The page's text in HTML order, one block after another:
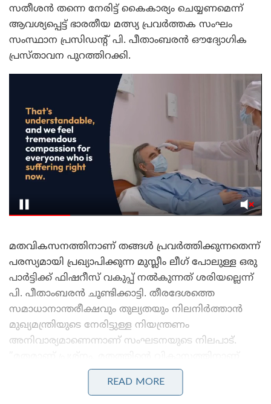
സതീശൻ തന്നെ നേരിട്ട് കൈകാര്യം ചെയ്യണമെന്ന്
ആവശ്യപ്പെട്ട് ഭാരതീയ മത്സ്യ പ്രവർത്തക സംഘം
സംസ്ഥാന പ്രസിഡന്റ് പി. പീതാംബരൻ ഔദ്യോഗിക
പ്രസ്താവന പുറത്തിറക്കി.
മതവികസനത്തിനാണ് തങ്ങൾ പ്രവർത്തിക്കുന്നതെന്ന്
പരസ്യമായി പ്രഖ്യാപിക്കുന്ന മുസ്ലീം ലീഗ് പോലുള്ള ഒരു
പാർട്ടിക്ക് ഫിഷറീസ് വകുപ്പ് നൽകുന്നത് ശരിയല്ലെന്ന്
പി. പീതാംബരൻ ചൂണ്ടിക്കാട്ടി. തീരദേശത്തെ
സമാധാനാന്തരീക്ഷവും തുല്യതയും നിലനിർത്താൻ
മുഖ്യമന്ത്രിയുടെ നേരിട്ടുള്ള നിയന്ത്രണം
അനിവാര്യമാണെന്നാണ് സംഘടനയുടെ നിലപാട്. ​
മുസ്ലീം ലീഗ് പ്രവർത്തിക്കുന്നത് എന്ന് പരസ്യമായി
പറയുന്ന ആ പാർട്ടിക്ക് ഫിഷറീസ് വകുപ്പ്
READ MORE